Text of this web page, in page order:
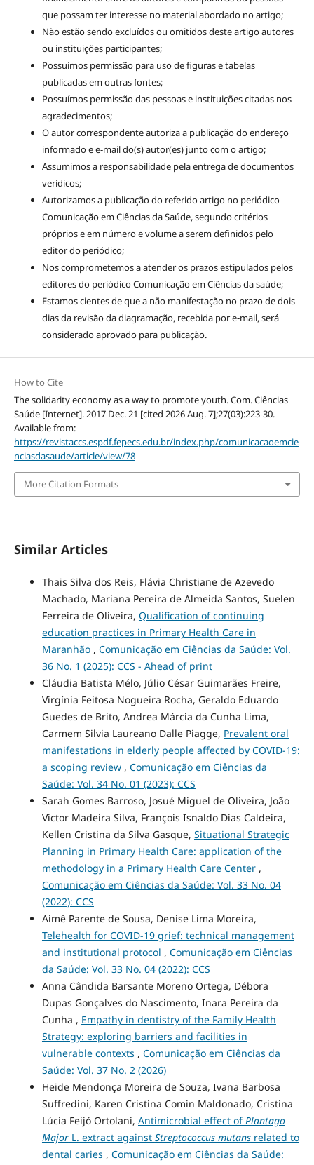
que possam ter interesse no material abordado no artigo;
Não estão sendo excluídos ou omitidos deste artigo autores
ou instituições participantes;
Possuímos permissão para uso de figuras e tabelas
publicadas em outras fontes;
Possuímos permissão das pessoas e instituições citadas nos
agradecimentos;
O autor correspondente autoriza a publicação do endereço
informado e e-mail do(s) autor(es) junto com o artigo;
Assumimos a responsabilidade pela entrega de documentos
verídicos;
Autorizamos a publicação do referido artigo no periódico
Comunicação em Ciências da Saúde, segundo critérios
próprios e em número e volume a serem definidos pelo
editor do periódico;
Nos comprometemos a atender os prazos estipulados pelos
editores do periódico Comunicação em Ciências da saúde;
Estamos cientes de que a não manifestação no prazo de dois
dias da revisão da diagramação, recebida por e-mail, será
considerado aprovado para publicação.
How to Cite
The solidarity economy as a way to promote youth. Com. Ciências
Saúde [Internet]. 2017 Dec. 21 [cited 2026 Aug. 7];27(03):223-30.
Available from:
https://revistaccs.espdf.fepecs.edu.br/index.php/comunicacaoemcie
nciasdasaude/article/view/78
More Citation Formats
Similar Articles
Thais Silva dos Reis, Flávia Christiane de Azevedo
Machado, Mariana Pereira de Almeida Santos, Suelen
Ferreira de Oliveira, Qualification of continuing
education practices in Primary Health Care in
Maranhão , Comunicação em Ciências da Saúde: Vol.
36 No. 1 (2025): CCS - Ahead of print
Cláudia Batista Mélo, Júlio César Guimarães Freire,
Virgínia Feitosa Nogueira Rocha, Geraldo Eduardo
Guedes de Brito, Andrea Márcia da Cunha Lima,
Carmem Silvia Laureano Dalle Piagge, Prevalent oral
manifestations in elderly people affected by COVID-19:
a scoping review , Comunicação em Ciências da
Saúde: Vol. 34 No. 01 (2023): CCS
Sarah Gomes Barroso, Josué Miguel de Oliveira, João
Victor Madeira Silva, François Isnaldo Dias Caldeira,
Kellen Cristina da Silva Gasque, Situational Strategic
Planning in Primary Health Care: application of the
methodology in a Primary Health Care Center ,
Comunicação em Ciências da Saúde: Vol. 33 No. 04
(2022): CCS
Aimê Parente de Sousa, Denise Lima Moreira,
Telehealth for COVID-19 grief: technical management
and institutional protocol , Comunicação em Ciências
da Saúde: Vol. 33 No. 04 (2022): CCS
Anna Cândida Barsante Moreno Ortega, Débora
Dupas Gonçalves do Nascimento, Inara Pereira da
Cunha , Empathy in dentistry of the Family Health
Strategy: exploring barriers and facilities in
vulnerable contexts , Comunicação em Ciências da
Saúde: Vol. 37 No. 2 (2026)
Heide Mendonça Moreira de Souza, Ivana Barbosa
Suffredini, Karen Cristina Comin Maldonado, Cristina
Lúcia Feijó Ortolani, Antimicrobial effect ofPlantago
MajorL. extract against Streptococcus mutansrelated to
dental caries , Comunicação em Ciências da Saúde: